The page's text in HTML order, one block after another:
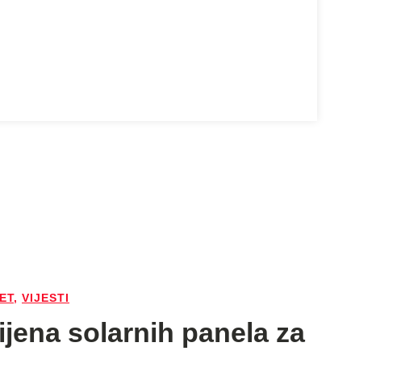
, VIJESTI
solarnih panela za